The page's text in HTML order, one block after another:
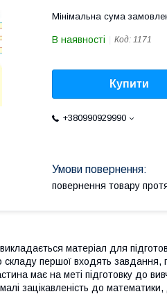
Мінімальна сума
В наявності Код: 1171
Купити
+380990929990
повернення товару
викладається матеріал для
складу першої входять завдання,
має на меті підготовку до
зацікавленість до